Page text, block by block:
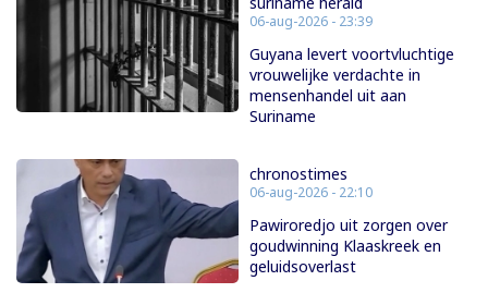
06-aug-2026 - 23:39
Guyana levert voortvluchtige
vrouwelijke verdachte in
mensenhandel uit aan
Suriname
chronostimes
06-aug-2026 - 22:10
Pawiroredjo uit zorgen over
goudwinning Klaaskreek en
geluidsoverlast